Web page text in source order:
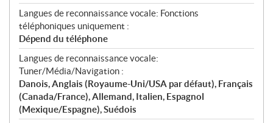
Langues de reconnaissance vocale: Fonctions
téléphoniques uniquement :
Dépend du téléphone
Langues de reconnaissance vocale:
Tuner/Média/Navigation :
Danois, Anglais (Royaume-Uni/USA par défaut), Français
(Canada/France), Allemand, Italien, Espagnol
(Mexique/Espagne), Suédois